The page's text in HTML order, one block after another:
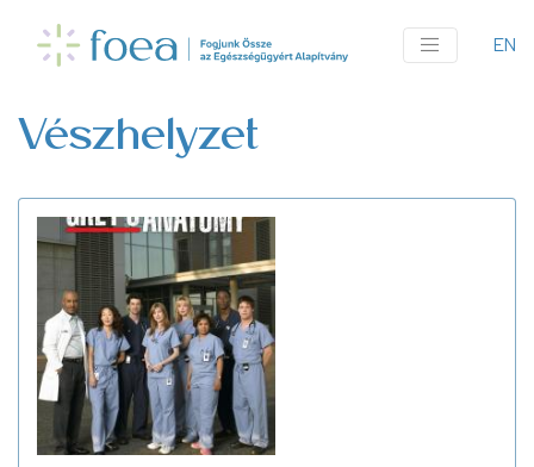
tartalomra
EN
Vészhelyzet